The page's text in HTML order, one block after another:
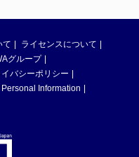
て
ライセンスについて
グループ
イバシーポリシー
Information